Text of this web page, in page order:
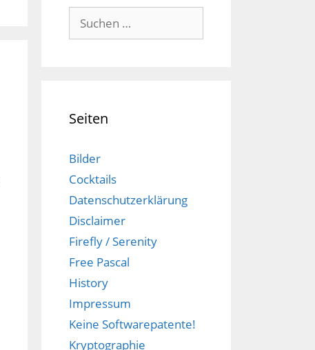
Suchen
nach:
Seiten
Bilder
Cocktails
Datenschutzerklärung
Disclaimer
Firefly / Serenity
Free Pascal
History
Impressum
Keine Softwarepatente!
Kryptographie